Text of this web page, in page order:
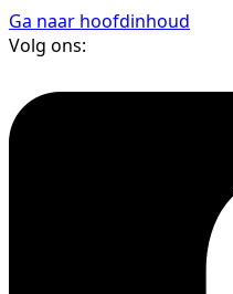
Ga naar hoofdinhoud
Volg ons: